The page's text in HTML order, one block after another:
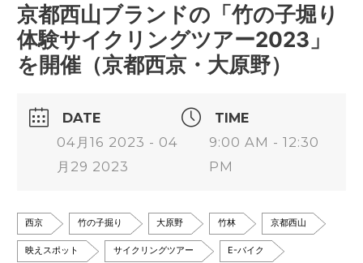
京都西山ブランドの「竹の子堀り
体験サイクリングツアー2023」
を開催（京都西京・大原野）
DATE
04月16 2023 - 04
月29 2023
TIME
9:00 AM - 12:30
PM
西京 竹の子掘り 大原野 竹林 京都西山
映えスポット サイクリングツアー E-バイク